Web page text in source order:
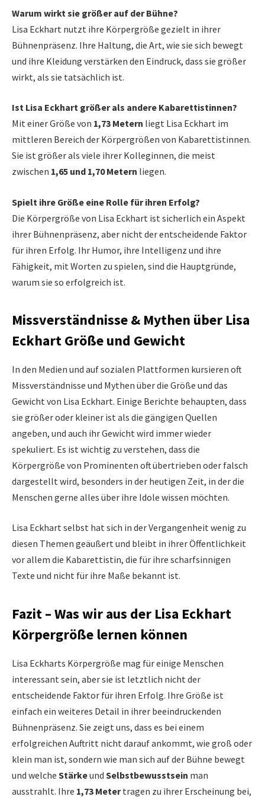
Warum wirkt sie größer auf der Bühne?
Lisa Eckhart nutzt ihre Körpergröße gezielt in ihrer
Bühnenpräsenz. Ihre Haltung, die Art, wie sie sich bewegt
und ihre Kleidung verstärken den Eindruck, dass sie größer
wirkt, als sie tatsächlich ist.
Ist Lisa Eckhart größer als andere Kabarettistinnen?
Mit einer Größe von 1,73 Metern liegt Lisa Eckhart im
mittleren Bereich der Körpergrößen von Kabarettistinnen.
Sie ist größer als viele ihrer Kolleginnen, die meist
zwischen 1,65 und 1,70 Metern liegen.
Spielt ihre Größe eine Rolle für ihren Erfolg?
Die Körpergröße von Lisa Eckhart ist sicherlich ein Aspekt
ihrer Bühnenpräsenz, aber nicht der entscheidende Faktor
für ihren Erfolg. Ihr Humor, ihre Intelligenz und ihre
Fähigkeit, mit Worten zu spielen, sind die Hauptgründe,
warum sie so erfolgreich ist.
Missverständnisse & Mythen über Lisa
Eckhart Größe und Gewicht
In den Medien und auf sozialen Plattformen kursieren oft
Missverständnisse und Mythen über die Größe und das
Gewicht von Lisa Eckhart. Einige Berichte behaupten, dass
sie größer oder kleiner ist als die gängigen Quellen
angeben, und auch ihr Gewicht wird immer wieder
spekuliert. Es ist wichtig zu verstehen, dass die
Körpergröße von Prominenten oft übertrieben oder falsch
dargestellt wird, besonders in der heutigen Zeit, in der die
Menschen gerne alles über ihre Idole wissen möchten.
Lisa Eckhart selbst hat sich in der Vergangenheit wenig zu
diesen Themen geäußert und bleibt in ihrer Öffentlichkeit
vor allem die Kabarettistin, die für ihre scharfsinnigen
Texte und nicht für ihre Maße bekannt ist.
Fazit – Was wir aus der Lisa Eckhart
Körpergröße lernen können
Lisa Eckharts Körpergröße mag für einige Menschen
interessant sein, aber sie ist letztlich nicht der
entscheidende Faktor für ihren Erfolg. Ihre Größe ist
einfach ein weiteres Detail in ihrer beeindruckenden
Bühnenpräsenz. Sie zeigt uns, dass es bei einem
erfolgreichen Auftritt nicht darauf ankommt, wie groß oder
klein man ist, sondern wie man sich auf der Bühne bewegt
und welche Stärkeund Selbstbewusstsein man
ausstrahlt. Ihre 1,73 Metertragen zu ihrer Erscheinung bei,